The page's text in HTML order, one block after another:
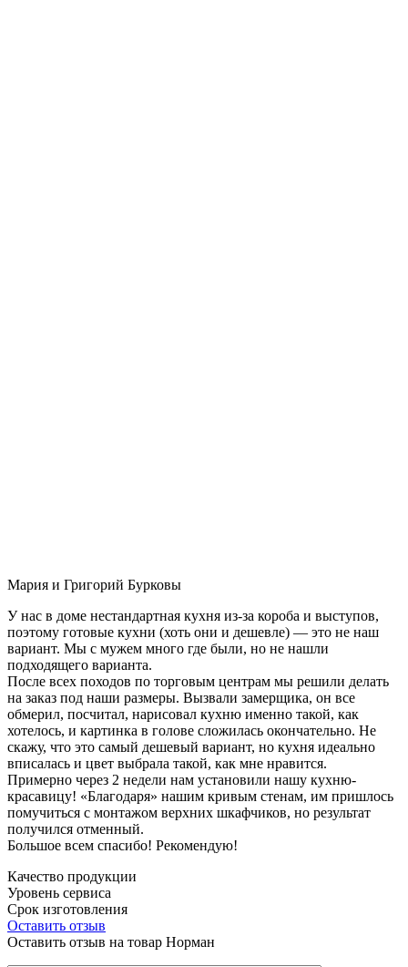
Мария и Григорий Бурковы
У нас в доме нестандартная кухня из-за короба и выступов,
поэтому готовые кухни (хоть они и дешевле) — это не наш
вариант. Мы с мужем много где были, но не нашли
подходящего варианта.
После всех походов по торговым центрам мы решили делать
на заказ под наши размеры. Вызвали замерщика, он все
обмерил, посчитал, нарисовал кухню именно такой, как
хотелось, и картинка в голове сложилась окончательно. Не
скажу, что это самый дешевый вариант, но кухня идеально
вписалась и цвет выбрала такой, как мне нравится.
Примерно через 2 недели нам установили нашу кухню-
красавицу! «Благодаря» нашим кривым стенам, им пришлось
помучиться с монтажом верхних шкафчиков, но результат
получился отменный.
Большое всем спасибо! Рекомендую!
Качество продукции
Уровень сервиса
Срок изготовления
Оставить отзыв
Оставить отзыв на товар Норман